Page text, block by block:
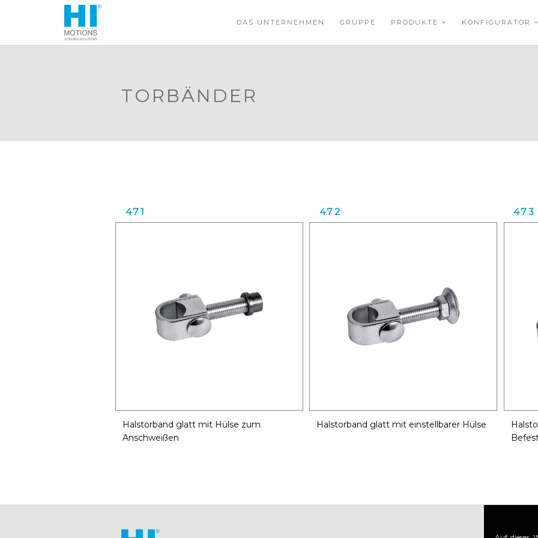
DAS UNTERNEHMEN GRUPPE PRODUKTE KONFIGURATOR
TORBÄNDER
471
Halstorband glatt mit Hülse zum
Anschweißen
472
Halstorband glatt mit einstellbarer Hülse
473